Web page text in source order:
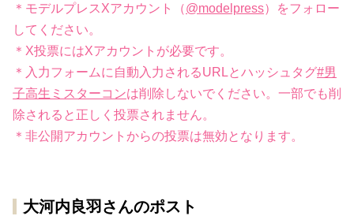
＊モデルプレスXアカウント（@modelpress）をフォロー
してください。
＊X投票にはXアカウントが必要です。
＊入力フォームに自動入力されるURLとハッシュタグ#男
子高生ミスターコンは削除しないでください。一部でも削
除されると正しく投票されません。
＊非公開アカウントからの投票は無効となります。
大河内良羽さんのポスト